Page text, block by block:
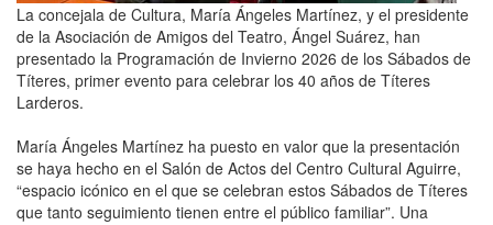
La concejala de Cultura, María Ángeles Martínez, y el presidente
de la Asociación de Amigos del Teatro, Ángel Suárez, han
presentado la Programación de Invierno 2026 de los Sábados de
Títeres, primer evento para celebrar los 40 años de Títeres
Larderos.
María Ángeles Martínez ha puesto en valor que la presentación
se haya hecho en el Salón de Actos del Centro Cultural Aguirre,
“espacio icónico en el que se celebran estos Sábados de Títeres
que tanto seguimiento tienen entre el público familiar”. Una